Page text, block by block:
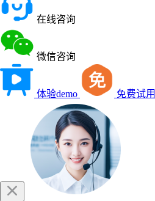
在线咨询
微信咨询
体验demo 免费试用